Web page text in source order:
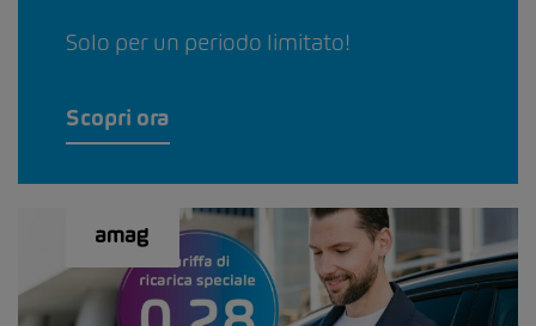
Solo per un periodo limitato!
Scopri ora